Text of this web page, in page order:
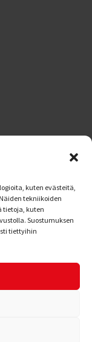
kuten evästeitä,
tekniikoiden
tietoja, kuten
Suostumuksen
tiettyihin